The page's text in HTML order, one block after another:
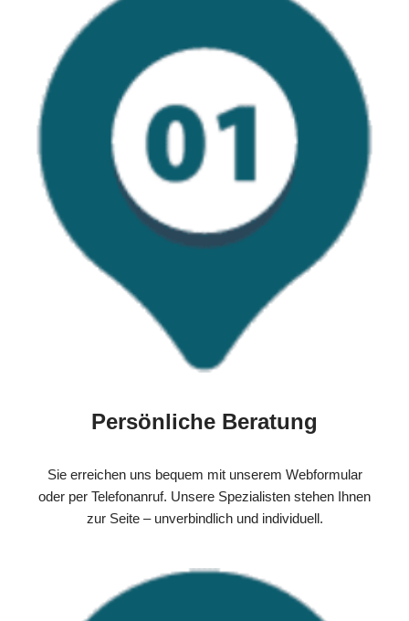
Persönliche Beratung
Sie erreichen uns bequem mit unserem Webformular
oder per Telefonanruf. Unsere Spezialisten stehen Ihnen
zur Seite – unverbindlich und individuell.